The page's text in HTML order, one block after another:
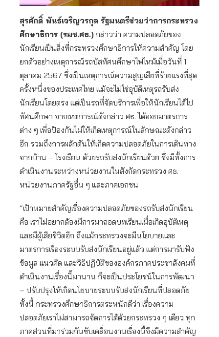
สุรศักดิ์ พันธ์เจริญวรกุล รัฐมนตรีช่วยว่าการกระทรวง
ศึกษาธิการ (รมช.ศธ.) กล่าวว่า ความปลอดภัยของ
นักเรียนเป็นสิ่งที่กระทรวงศึกษาธิการให้ความสำคัญ โดย
ยกตัวอย่างเหตุการณ์รถบัสทัศนศึกษาไฟไหม้เมื่อวันที่ 1
ตุลาคม 2567 ซึ่งเป็นเหตุการณ์ความสูญเสียที่ร้ายแรงที่สุด
ครั้งหนึ่งของประเทศไทย แม้จะไม่ใช่อุบัติเหตุรถรับส่ง
นักเรียนโดยตรง แต่เป็นรถที่จัดบริการเพื่อให้นักเรียนได้ไป
ทัศนศึกษา จากเหตการณ์ดังกล่าว ศธ. ได้ออกมาตรการ
ต่าง ๆ เพื่อป้องกันไม่ให้เกิดเหตุการณ์ในลักษณะดังกล่าว
อีก รวมถึงการผลักดันให้เกิดความปลอดภัยในการเดินทาง
จากบ้าน – โรงเรียน ด้วยรถรับส่งนักเรียนด้วย ซึ่งมีทั้งการ
ดำเนินงานระหว่างหน่วยงานในสังกัดกระทรวง ศธ.
หน่วยงานภาครัฐอื่น ๆ และภาคเอกชน
“เป้าหมายสำคัญเรื่องความปลอดภัยของรถรับส่งนักเรียน
คือ เราไม่อยากต้องมีการมาถอดบทเรียนเมื่อเกิดอุบัติเหตุ
และมีผู้เสียชีวิตอีก ถึงแม้กระทรวงจะมีนโยบายและ
มาตรการเรื่องระบบรับส่งนักเรียนอยู่แล้ว แต่การมารับฟัง
ข้อมูล แนวคิด และวิธิปฏิบัติขององค์กรภาคประชาสังคมที่
ดำเนินงานเรื่องนี้มานาน ก็จะเป็นประโยชน์ในการพัฒนา
– ปรับปรุงให้เกิดนโยบายระบบรับส่งนักเรียนที่ปลอดภัย
ทั้งนี้ กระทรวงศึกษาธิการตระหนักดีว่า เรื่องความ
ปลอดภัยเราไม่สามารถจัดการได้ด้วยกระทรวง ๆ เดียว ทุก
ภาคส่วนที่มาร่วมกันขับเคลื่อนงานเรื่องนี้จึงมีความสำคัญ